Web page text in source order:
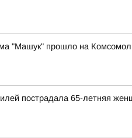
"Машук" прошло на
пострадала 65-летняя